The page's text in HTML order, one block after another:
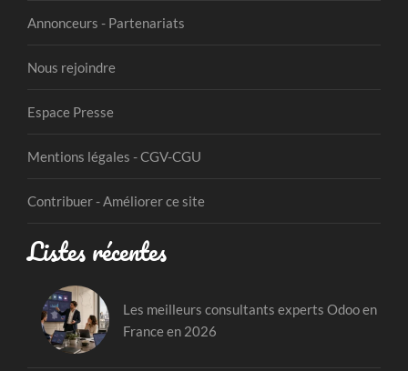
Annonceurs - Partenariats
Nous rejoindre
Espace Presse
Mentions légales - CGV-CGU
Contribuer - Améliorer ce site
Listes récentes
Les meilleurs consultants experts Odoo en
France en 2026